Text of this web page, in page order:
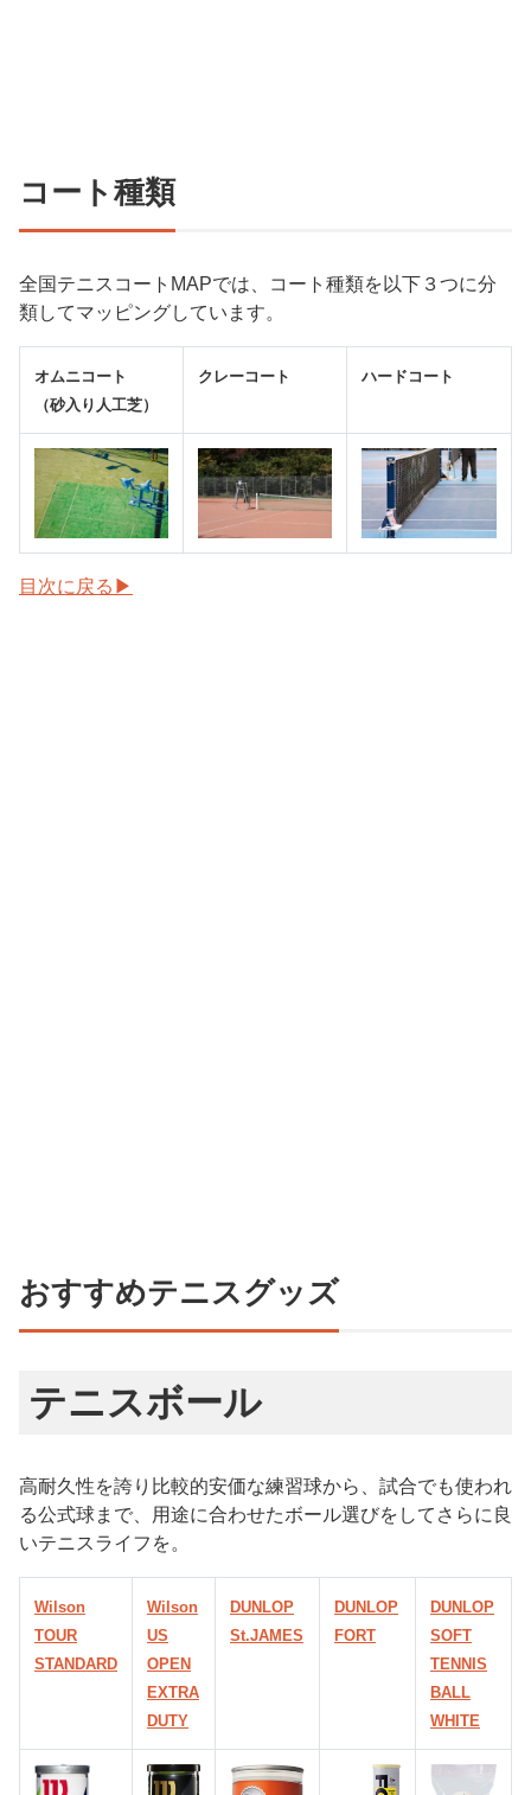
コート種類
全国テニスコートMAPでは、コート種類を以下３つに分
類してマッピングしています。
オムニコート
（砂入り人工芝）
クレーコート ハードコート
目次に戻る▶
おすすめテニスグッズ
テニスボール
高耐久性を誇り比較的安価な練習球から、試合でも使われ
る公式球まで、用途に合わせたボール選びをしてさらに良
いテニスライフを。
Wilson
TOUR
STANDARD
Wilson
US
OPEN
EXTRA
DUTY
DUNLOP
St.JAMES
DUNLOP
FORT
DUNLOP
SOFT
TENNIS
BALL
WHITE